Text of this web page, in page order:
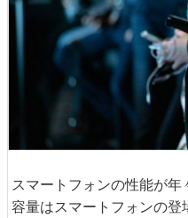
スマートフォンの性能が
容量はスマートフォンの